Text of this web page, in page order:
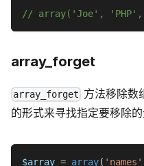
// array('Joe', 'PHP',
array_forget
array_forget 方法移除数
的形式来寻找指定要移除
$array = array( 'names'